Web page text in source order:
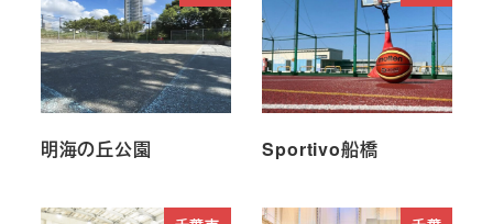
明海の丘公園 Sportivo船橋